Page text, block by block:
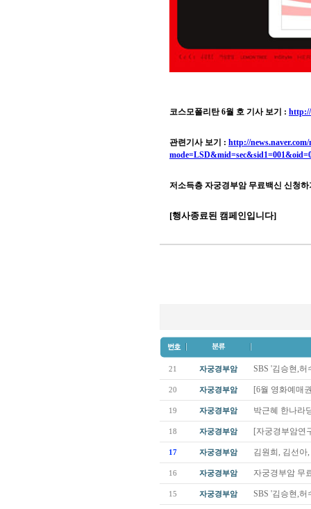
코스모폴리탄 6월 호 기사 보기 : http://
관련기사 보기 : http://
저소득층 자궁경부암 무료백신 신청
[행사종료된 캠페인입니다]
21 자궁경부암 SBS '김승현,
20 자궁경부암 [6월 영화예매
19 자궁경부암 박근혜 한나라
18 자궁경부암 [자궁경부암연
17 자궁경부암 김원희, 김선
16 자궁경부암 자궁경부암 무
15 자궁경부암 SBS '김승현,